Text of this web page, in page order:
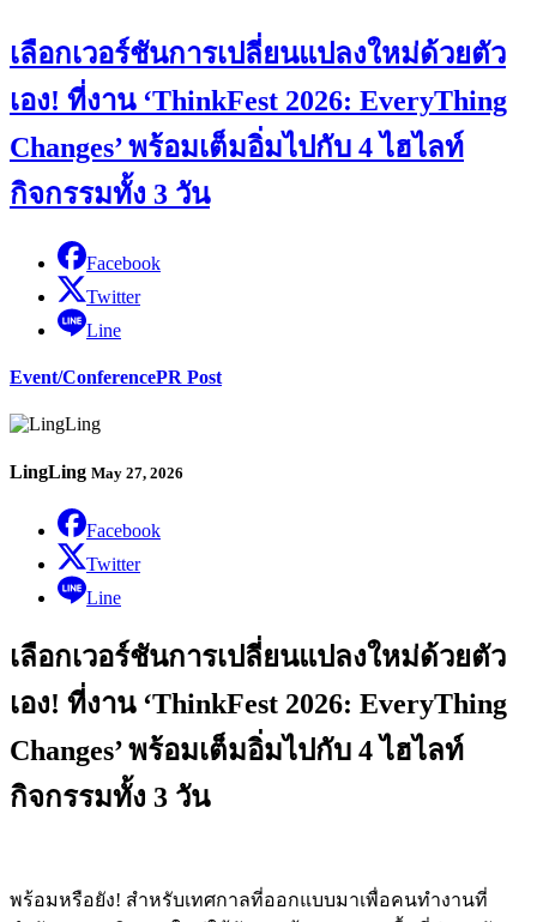
เลือกเวอร์ชันการเปลี่ยนแปลงใหม่ด้วยตัว
เอง! ที่งาน ‘ThinkFest 2026: EveryThing
Changes’ พร้อมเต็มอิ่มไปกับ 4 ไฮไลท์
กิจกรรมทั้ง 3 วัน
Facebook
Twitter
Line
Event/ConferencePR Post
LingLing May 27, 2026
Facebook
Twitter
Line
เลือกเวอร์ชันการเปลี่ยนแปลงใหม่ด้วยตัว
เอง! ที่งาน ‘ThinkFest 2026: EveryThing
Changes’ พร้อมเต็มอิ่มไปกับ 4 ไฮไลท์
กิจกรรมทั้ง 3 วัน
พร้อมหรือยัง! สำหรับเทศกาลที่ออกแบบมาเพื่อคนทำงานที่